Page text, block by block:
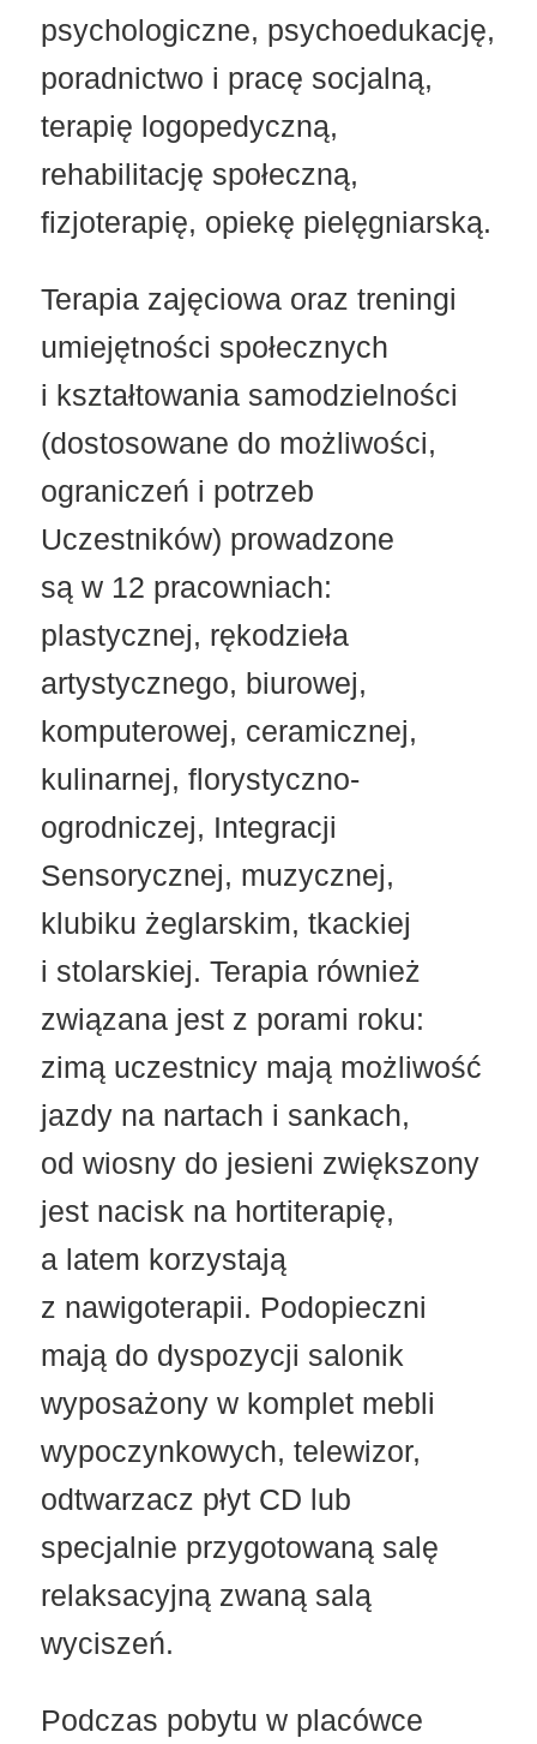
psychologiczne, psychoedukację,
poradnictwo i pracę socjalną,
terapię logopedyczną,
rehabilitację społeczną,
fizjoterapię, opiekę pielęgniarską.
Terapia zajęciowa oraz treningi
umiejętności społecznych
i kształtowania samodzielności
(dostosowane do możliwości,
ograniczeń i potrzeb
Uczestników) prowadzone
są w 12 pracowniach:
plastycznej, rękodzieła
artystycznego, biurowej,
komputerowej, ceramicznej,
kulinarnej, florystyczno-
ogrodniczej, Integracji
Sensorycznej, muzycznej,
klubiku żeglarskim, tkackiej
i stolarskiej. Terapia również
związana jest z porami roku:
zimą uczestnicy mają możliwość
jazdy na nartach i sankach,
od wiosny do jesieni zwiększony
jest nacisk na hortiterapię,
a latem korzystają
z nawigoterapii. Podopieczni
mają do dyspozycji salonik
wyposażony w komplet mebli
wypoczynkowych, telewizor,
odtwarzacz płyt CD lub
specjalnie przygotowaną salę
relaksacyjną zwaną salą
wyciszeń.
Podczas pobytu w placówce